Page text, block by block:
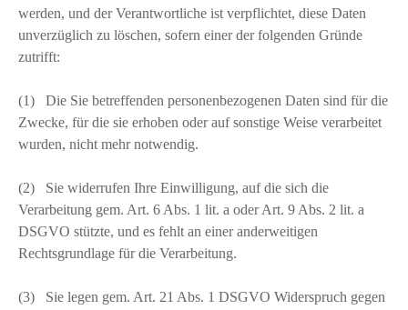
werden, und der Verantwortliche ist verpflichtet, diese Daten
unverzüglich zu löschen, sofern einer der folgenden Gründe
zutrifft:
(1) Die Sie betreffenden personenbezogenen Daten sind für die
Zwecke, für die sie erhoben oder auf sonstige Weise verarbeitet
wurden, nicht mehr notwendig.
(2) Sie widerrufen Ihre Einwilligung, auf die sich die
Verarbeitung gem. Art. 6 Abs. 1 lit. a oder Art. 9 Abs. 2 lit. a
DSGVO stützte, und es fehlt an einer anderweitigen
Rechtsgrundlage für die Verarbeitung.
(3) Sie legen gem. Art. 21 Abs. 1 DSGVO Widerspruch gegen